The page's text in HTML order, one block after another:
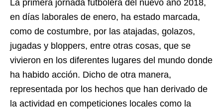
La primera jornada futbolera del nuevo año 2018,
en días laborales de enero, ha estado marcada,
como de costumbre, por las atajadas, golazos,
jugadas y bloppers, entre otras cosas, que se
vivieron en los diferentes lugares del mundo donde
ha habido acción. Dicho de otra manera,
representada por los hechos que han derivado de
la actividad en competiciones locales como la